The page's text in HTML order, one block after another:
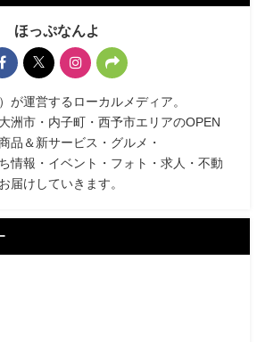
ほっぷなんよ
が運営するローカルメディア。
洲市・内子町・西予市エリアのOPEN
品＆新サービス・グルメ・
情報・イベント・フォト・求人・不動
届けしていきます。